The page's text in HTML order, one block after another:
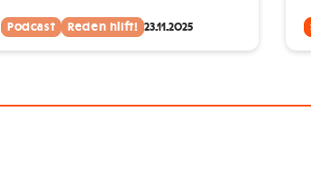
Podcast Reden hilft! 23.11.2025